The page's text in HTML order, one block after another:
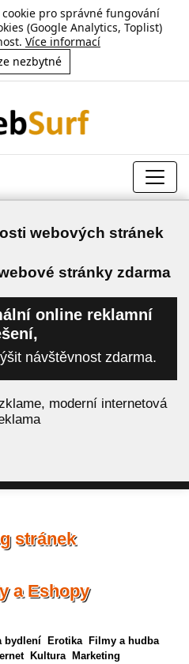
pro správné fungování
(Google Analytics, Toplist)
Více informací
nezbytné
webových stránek
stránky zdarma
online reklamní
návštěvnost zdarma.
moderní internetová
stránek
a Eshopy
bydlení Erotika
Filmy a hudba
Kultura
Marketing